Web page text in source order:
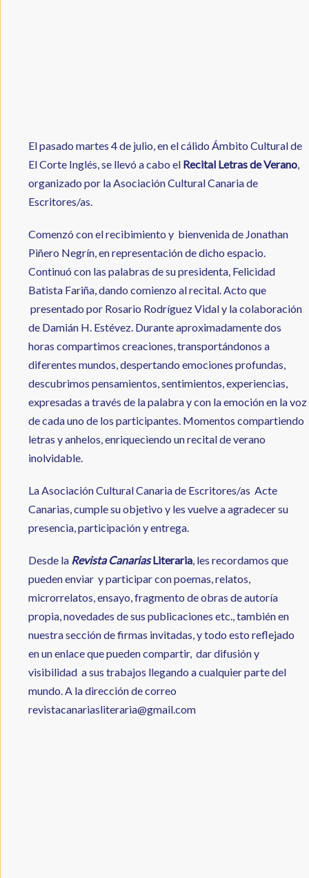
El pasado martes 4 de julio, en el cálido Ámbito Cultural de
El Corte Inglés, se llevó a cabo el Recital Letras de Verano,
organizado por la Asociación Cultural Canaria de
Escritores/as.
Comenzó con el recibimiento y bienvenida de Jonathan
Piñero Negrín, en representación de dicho espacio.
Continuó con las palabras de su presidenta, Felicidad
Batista Fariña, dando comienzo al recital. Acto que
presentado por Rosario Rodríguez Vidal y la colaboración
de Damián H. Estévez. Durante aproximadamente dos
horas compartimos creaciones, transportándonos a
diferentes mundos, despertando emociones profundas,
descubrimos pensamientos, sentimientos, experiencias,
expresadas a través de la palabra y con la emoción en la voz
de cada uno de los participantes. Momentos compartiendo
letras y anhelos, enriqueciendo un recital de verano
inolvidable.
La Asociación Cultural Canaria de Escritores/as Acte
Canarias, cumple su objetivo y les vuelve a agradecer su
presencia, participación y entrega.
Desde la Revista Canarias Literaria, les recordamos que
pueden enviar y participar con poemas, relatos,
microrrelatos, ensayo, fragmento de obras de autoría
propia, novedades de sus publicaciones etc., también en
nuestra sección de firmas invitadas, y todo esto reflejado
en un enlace que pueden compartir, dar difusión y
visibilidad a sus trabajos llegando a cualquier parte del
mundo. A la dirección de correo
revistacanariasliteraria@gmail.com